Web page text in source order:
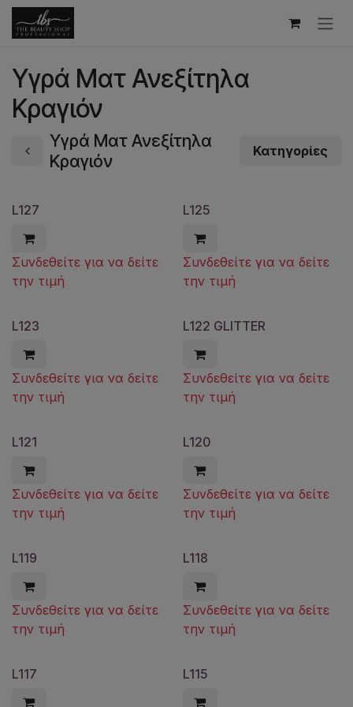
Skip to Content
Υγρά Ματ Ανεξίτηλα
Κραγιόν
Υγρά Ματ Ανεξίτηλα
Κραγιόν
Κατηγορίες
L127
Συνδεθείτε για να δείτε
την τιμή
L125
Συνδεθείτε για να δείτε
την τιμή
L123
Συνδεθείτε για να δείτε
την τιμή
L122 GLITTER
Συνδεθείτε για να δείτε
την τιμή
L121
Συνδεθείτε για να δείτε
την τιμή
L120
Συνδεθείτε για να δείτε
την τιμή
L119
Συνδεθείτε για να δείτε
την τιμή
L118
Συνδεθείτε για να δείτε
την τιμή
L117 L115